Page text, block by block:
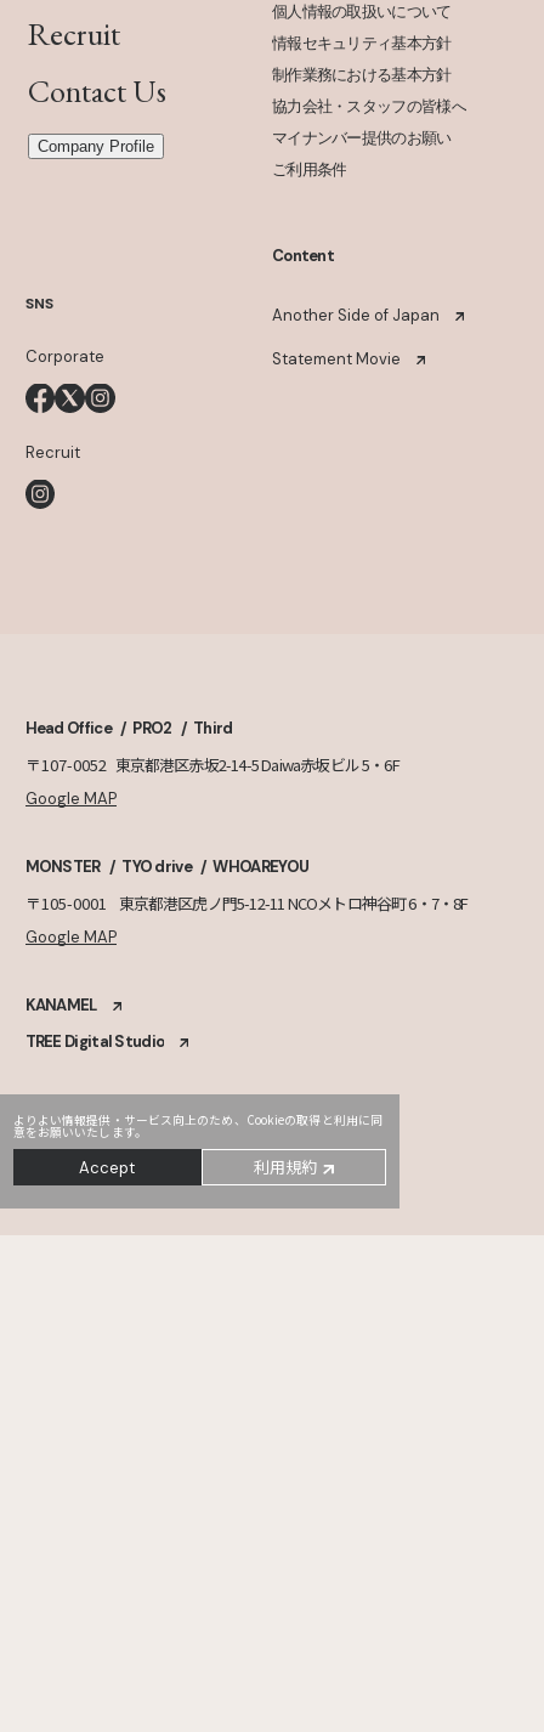
よりよい情報提供・サービス向上のため、Cookieの取得と利用に同
意をお願いいたします。
Accept 利用規約
Recruit
Contact Us
Company Profile
SNS
Corporate
Recruit
個人情報の取扱いについて
情報セキュリティ基本方針
制作業務における基本方針
協力会社・スタッフの皆様へ
マイナンバー提供のお願い
ご利用条件
Content
Another Side of Japan
Statement Movie
Head Office PRO2 Third
〒107-0052 東京都港区赤坂2-14-5 Daiwa赤坂ビル 5・6F
Google MAP
MONSTER TYO drive WHOAREYOU
〒105-0001 東京都港区虎ノ門5-12-11 NCOメトロ神谷町 6・7・8F
Google MAP
KANAMEL
TREE Digital Studio